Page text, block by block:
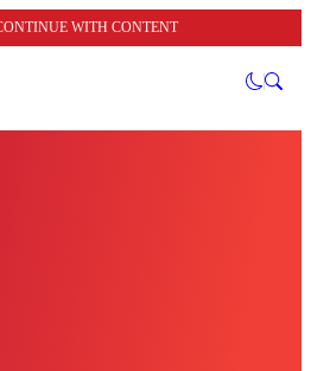
WITH CONTENT